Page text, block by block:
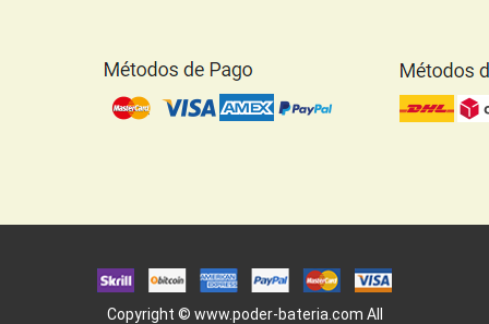
Copyright © www.poder-bateria.com All